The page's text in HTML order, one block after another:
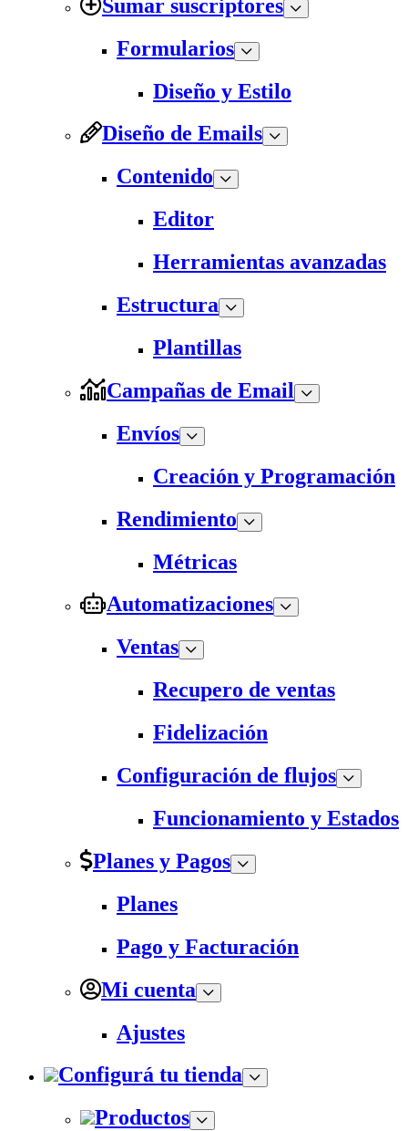
Sumar suscriptores
Formularios
Diseño y Estilo
Diseño de Emails
Contenido
Editor
Herramientas avanzadas
Estructura
Plantillas
Campañas de Email
Envíos
Creación y Programación
Rendimiento
Métricas
Automatizaciones
Ventas
Recupero de ventas
Fidelización
Configuración de flujos
Funcionamiento y Estados
Planes y Pagos
Planes
Pago y Facturación
Mi cuenta
Ajustes
Configurá tu tienda
Productos